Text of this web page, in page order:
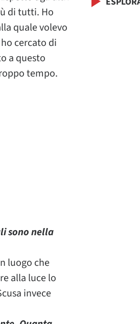
di tutti. Ho
quale volevo
cercato di
a questo
tempo.
sono nella
luogo che
alla luce lo
invece